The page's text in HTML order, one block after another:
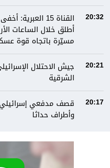
20:32
القناة 15
أطلق خلال الساعات
مسيّرة باتجاه قوة
20:21
جيش الاحتلال
الشرقية
20:17
قصف مدفعي
وأطراف حداثا